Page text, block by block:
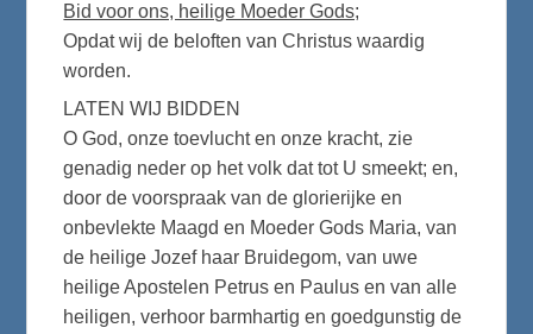
Bid voor ons, heilige Moeder Gods;
Opdat wij de beloften van Christus waardig
worden.
LATEN WIJ BIDDEN
O God, onze toevlucht en onze kracht, zie
genadig neder op het volk dat tot U smeekt; en,
door de voorspraak van de glorierijke en
onbevlekte Maagd en Moeder Gods Maria, van
de heilige Jozef haar Bruidegom, van uwe
heilige Apostelen Petrus en Paulus en van alle
heiligen, verhoor barmhartig en goedgunstig de